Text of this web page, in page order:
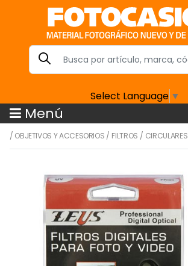
Select Language ▼
Menú
/ OBJETIVOS Y ACCESORIOS / FILTROS / CIRCULARES